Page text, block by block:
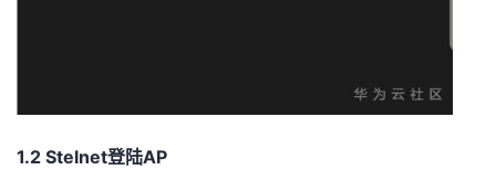
1.2 Stelnet登陆AP